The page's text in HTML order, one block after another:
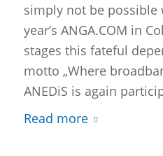
simply not be
year’s ANGA.COM in
stages this fateful
motto „Where
ANEDiS is again
Read more